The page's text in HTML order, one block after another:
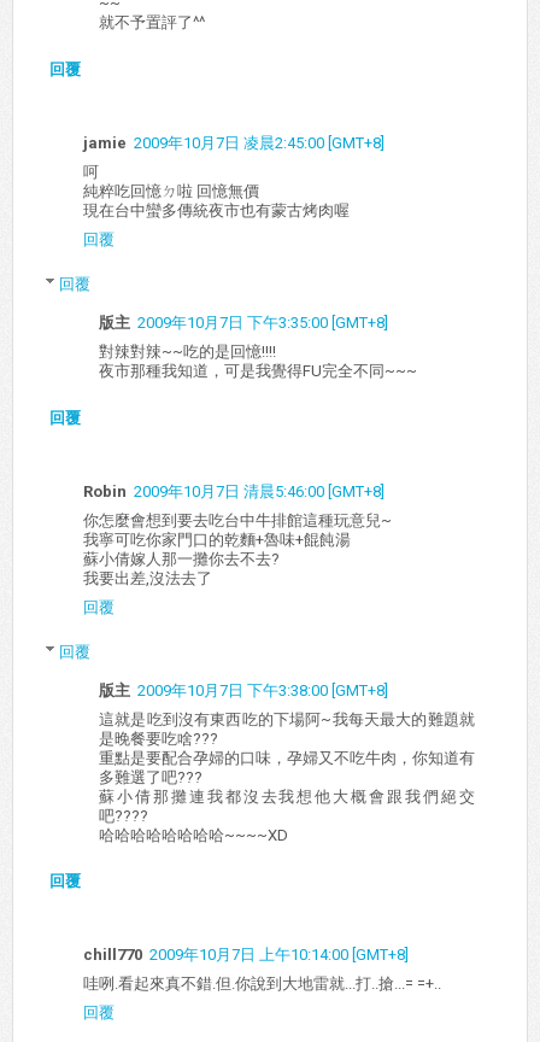
就不予置評了^^
回覆
jamie 2009年10月7日 凌晨2:45:00 [GMT+8]
呵
純粹吃回憶ㄉ啦 回憶無價
現在台中蠻多傳統夜市也有蒙古烤肉喔
回覆
回覆
版主 2009年10月7日 下午3:35:00 [GMT+8]
對辣對辣~~吃的是回憶!!!!
夜市那種我知道，可是我覺得FU完全不同~~~
回覆
Robin 2009年10月7日 清晨5:46:00 [GMT+8]
你怎麼會想到要去吃台中牛排館這種玩意兒~
我寧可吃你家門口的乾麵+魯味+餛飩湯
蘇小倩嫁人那一攤你去不去?
我要出差,沒法去了
回覆
回覆
版主 2009年10月7日 下午3:38:00 [GMT+8]
這就是吃到沒有東西吃的下場阿~我每天最大的難題就
是晚餐要吃啥???
重點是要配合孕婦的口味，孕婦又不吃牛肉，你知道有
多難選了吧???
蘇小倩那攤連我都沒去我想他大概會跟我們絕交
吧????
哈哈哈哈哈哈哈哈~~~~XD
回覆
chill770 2009年10月7日 上午10:14:00 [GMT+8]
哇咧.看起來真不錯.但.你說到大地雷就...打..搶...= =+..
回覆